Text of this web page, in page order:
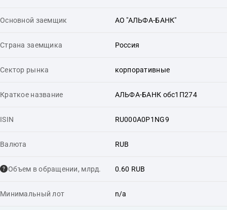
Основной заемщик АО "АЛЬФА-БАНК"
Страна заемщика Россия
Сектор рынка корпоративные
Краткое название АЛЬФА-БАНК обс1П274
ISIN RU000A0P1NG9
Валюта RUB
Объем в обращении, млрд. 0.60 RUB
Минимальный лот n/a